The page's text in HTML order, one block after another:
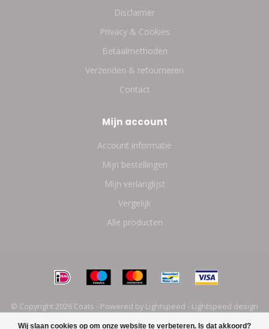
Wij slaan cookies op om onze website te verbeteren. Is dat akkoord?
Disclaimer
Privacy & Cookies
Betaalmethoden
Verzenden & retourneren
Contact
Mijn account
Account informatie
Mijn bestellingen
Mijn verlanglijst
Vergelijk
Alle producten
© Copyright 2026 Coats - Powered by Lightspeed - Lightspeed design
byDyvelopment